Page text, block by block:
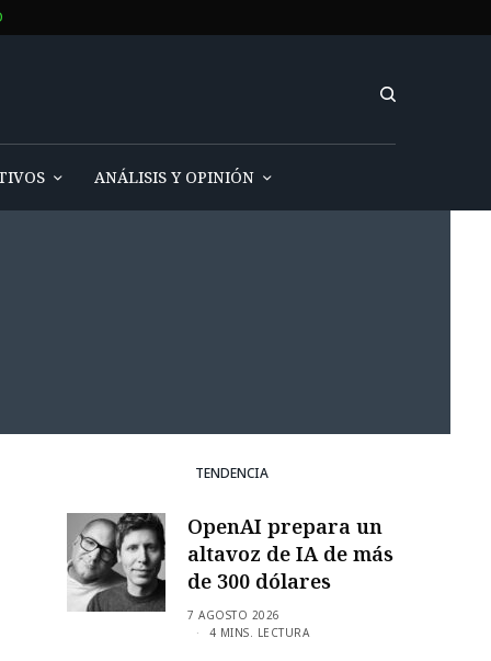
ANÁLISIS Y OPINIÓN
TENDENCIA
OpenAI prepara un
altavoz de IA de más
de 300 dólares
7 AGOSTO 2026
4 MINS. LECTURA